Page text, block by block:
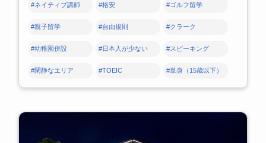
#ネイティブ講師 #格安 #ゴルフ留学
#親子留学 #自由規則 #クラーク
#幼稚園併設 #日本人が少ない #スピーキング
#閑静なエリア #TOEIC #単身（15歳以下）